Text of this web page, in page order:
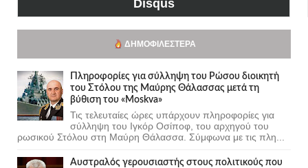
Disqus
ΔΗΜΟΦΙΛΈΣΤΕΡΑ
Πληροφορίες για σύλληψη του Ρώσου διοικητή
του Στόλου της Mαύρης Θάλασσας μετά τη
βύθιση του «Moskva»
Τις τελευταίες ώρες υπάρχουν πληροφορίες για
σύλληψη του Ιγκόρ Οσίποφ, του αρχηγού του
ρωσικού Στόλου στη Μαύρη Θάλασσα. Σύμφωνα με τις πλη...
Αυστραλός γερουσιαστής στους πολιτικούς που